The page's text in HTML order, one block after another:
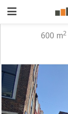
aanbieden
Pand
zoeken
Waarom
600 m2